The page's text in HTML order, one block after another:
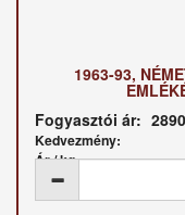
1963-93,
Fogyasztói ár:
Kedvezmény:
Ár / kg: